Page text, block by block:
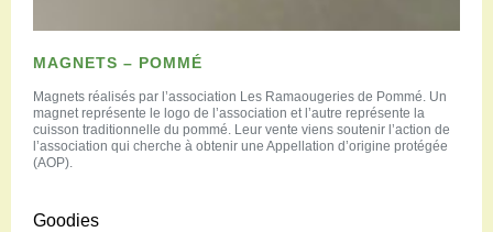
MAGNETS – POMMÉ
Magnets réalisés par l’association Les Ramaougeries de Pommé. Un
magnet représente le logo de l’association et l’autre représente la
cuisson traditionnelle du pommé. Leur vente viens soutenir l’action de
l’association qui cherche à obtenir une Appellatio­n d’origine protégée
(AOP).
Goodies